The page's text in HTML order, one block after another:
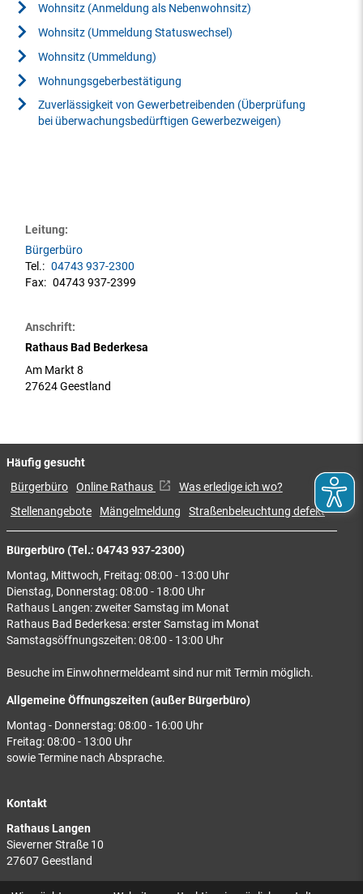
Wohnsitz (Anmeldung als Nebenwohnsitz)
Wohnsitz (Ummeldung Statuswechsel)
Wohnsitz (Ummeldung)
Wohnungsgeberbestätigung
Zuverlässigkeit von Gewerbetreibenden (Überprüfung
bei überwachungsbedürftigen Gewerbezweigen)
Leitung:
Bürgerbüro
Tel.: 04743 937-2300
Fax: 04743 937-2399
Anschrift:
Rathaus Bad Bederkesa
Am Markt 8
27624 Geestland
Bürgerbüro (Tel.: 04743 937-2300)
Montag, Mittwoch, Freitag: 08:00 - 13:00 Uhr
Dienstag, Donnerstag: 08:00 - 18:00 Uhr
Rathaus Langen: zweiter Samstag im Monat
Rathaus Bad Bederkesa: erster Samstag im Monat
Samstagsöffnungszeiten: 08:00 - 13:00 Uhr
Besuche im Einwohnermeldeamt sind nur mit Termin möglich.
Allgemeine Öffnungszeiten (außer Bürgerbüro)
Montag - Donnerstag: 08:00 - 16:00 Uhr
Freitag: 08:00 - 13:00 Uhr
sowie Termine nach Absprache.
Kontakt
Rathaus Langen
Sieverner Straße 10
27607 Geestland
Häufig gesucht
Bürgerbüro Online Rathaus
Was erledige ich wo?
Stellenangebote
Mängelmeldung Straßenbeleuchtung defekt